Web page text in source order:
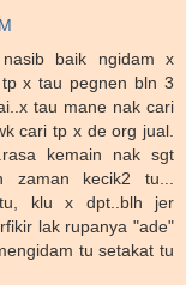
baik ngidam x
x tau pegnen bln 3
tau mane nak cari
cari tp x de org jual.
kemain nak sgt
zaman kecik2 tu...
klu x dpt..blh jer
lak rupanya "ade"
tu setakat tu